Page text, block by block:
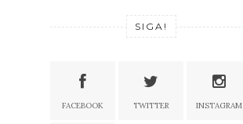
SIGA!
FACEBOOK TWITTER INSTAGRAM